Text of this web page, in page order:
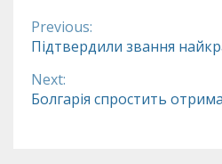
Continue
Reading
Previous:
Підтвердили звання
Next:
Болгарія спростить